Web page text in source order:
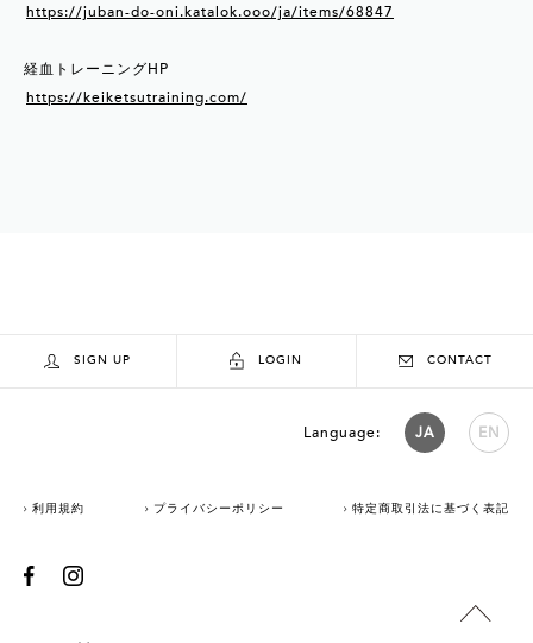
https://juban-do-oni.katalok.ooo/ja/items/68847
経血トレーニングHP
https://keiketsutraining.com/
SIGN UP LOGIN CONTACT
Language: JA EN
利用規約 プライバシーポリシー 特定商取引法に基づく表記